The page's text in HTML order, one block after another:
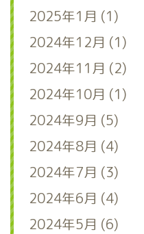
2025年1月 (1)
2024年12月 (1)
2024年11月 (2)
2024年10月 (1)
2024年9月 (5)
2024年8月 (4)
2024年7月 (3)
2024年6月 (4)
2024年5月 (6)